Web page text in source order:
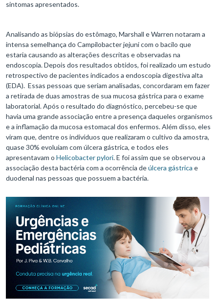
sintomas apresentados.
Analisando as biópsias do estômago, Marshall e Warren notaram a
intensa semelhança do Campilobacter jejuni com o bacilo que
estaria causando as alterações descritas e observadas na
endoscopia. Depois dos resultados obtidos, foi realizado um estudo
retrospectivo de pacientes indicados a endoscopia digestiva alta
(EDA). Essas pessoas que seriam analisadas, concordaram em fazer
a retirada de duas amostras de sua mucosa gástrica para o exame
laboratorial. Após o resultado do diagnóstico, percebeu-se que
havia uma grande associação entre a presença daqueles organismos
e a inflamação da mucosa estomacal dos enfermos. Além disso, eles
viram que, dentre os indivíduos que realizaram o cultivo da amostra,
quase 30% evoluíam com úlcera gástrica, e todos eles
apresentavam o Helicobacter pylori. E foi assim que se observou a
associação desta bactéria com a ocorrência deúlcera gástrica e
duodenal nas pessoas que possuem a bactéria.